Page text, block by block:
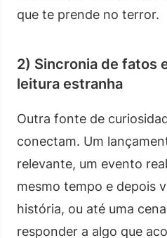
que te prende no terror.
2) Sincronia de fatos
leitura estranha
Outra fonte de
conectam. Um
relevante, um evento
mesmo tempo e depois
história, ou até uma
responder a algo que